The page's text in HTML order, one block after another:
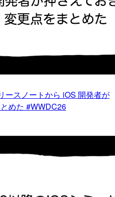
ースノートから iOS 開発者が
めた #WWDC26